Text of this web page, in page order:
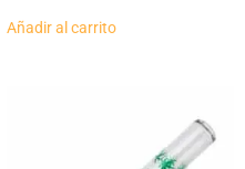
Añadir al carrito